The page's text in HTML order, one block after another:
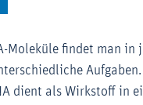
Moleküle findet man in
dient als Wirkstoff in